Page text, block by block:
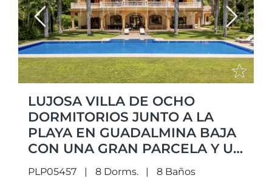
Previous Next
LUJOSA VILLA DE OCHO
DORMITORIOS JUNTO A LA
PLAYA EN GUADALMINA BAJA
CON UNA GRAN PARCELA Y UN
SPA PRIVADO
PLP05457 8 Dorms.
8 Baños